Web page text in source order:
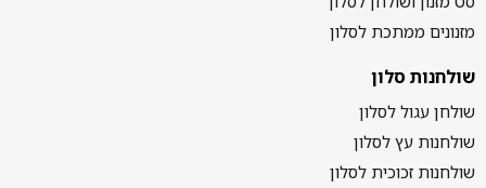
מזנונים ממתכת לסלון
שולחנות סלון
שולחן עגול לסלון
שולחנות עץ לסלון
שולחנות זכוכית לסלון